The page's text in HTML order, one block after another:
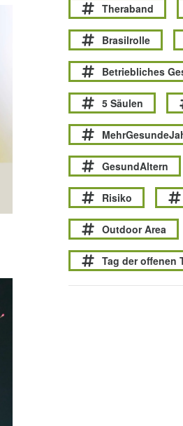
Theraband
Brasilrolle
Betriebliches
5 Säulen
GesundAltern
Risiko
Outdoor Area
Tag der offenen